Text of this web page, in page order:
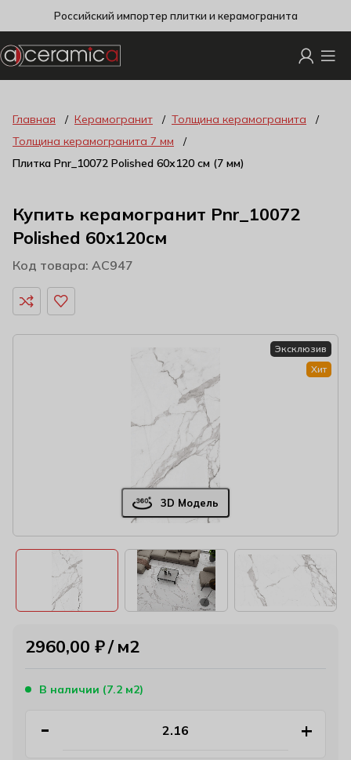
Российский импортер плитки и керамогранита
Главная Керамогранит
Толщина керамогранита
Толщина керамогранита 7 мм
Плитка Pnr_10072 Polished 60х120 см (7 мм)
Купить керамогранит Pnr_10072
Polished 60x120см
Код товара: AC947
3D Модель
Эксклюзив
Хит
2960,00 ₽ м2
В наличии (7.2 м2)